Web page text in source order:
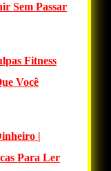
Sem Passar
Fitness
Você
|
Para Ler